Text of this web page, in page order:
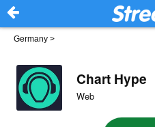
Germany >
Chart Hype
Web